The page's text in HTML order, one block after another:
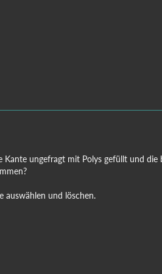
Kante ungefragt mit Polys gefüllt und
auswählen und löschen.